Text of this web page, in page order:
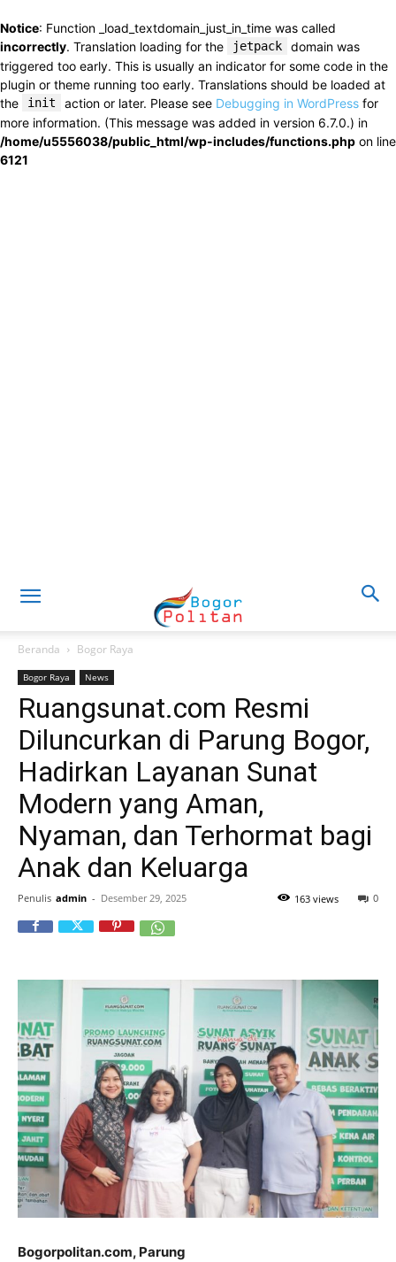
Notice: Function _load_textdomain_just_in_time was called
incorrectly. Translation loading for the jetpack
domain was
triggered too early. This is usually an indicator for some code in the
plugin or theme running too early. Translations should be loaded at
the
init action or later. Please see Debugging in WordPress for
more information. (This message was added in version 6.7.0.) in
/home/u5556038/public_html/wp-includes/functions.php on line
6121
Beranda Bogor Raya
Bogor Raya News
Ruangsunat.com Resmi
Diluncurkan di Parung Bogor,
Hadirkan Layanan Sunat
Modern yang Aman,
Nyaman, dan Terhormat bagi
Anak dan Keluarga
Penulis admin - Desember 29, 2025 0
163 views
Bogorpolitan.com, Parung